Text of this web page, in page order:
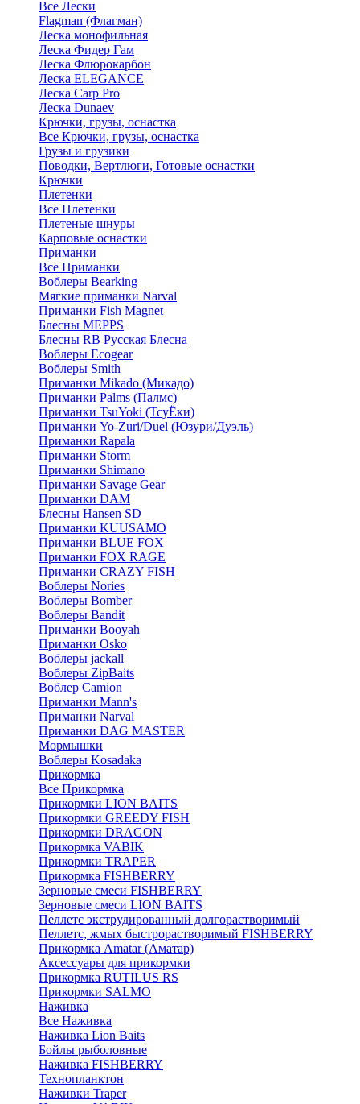
Все Лески
Flagman (Флагман)
Леска монофильная
Леска Фидер Гам
Леска Флюрокарбон
Леска ELEGANCE
Леска Carp Pro
Леска Dunaev
Крючки, грузы, оснастка
Все Крючки, грузы, оснастка
Грузы и грузики
Поводки, Вертлюги, Готовые оснастки
Крючки
Плетенки
Все Плетенки
Плетеные шнуры
Карповые оснастки
Приманки
Все Приманки
Воблеры Bearking
Мягкие приманки Narval
Приманки Fish Magnet
Блесны MEPPS
Блесны RB Русская Блесна
Воблеры Ecogear
Воблеры Smith
Приманки Mikado (Микадо)
Приманки Palms (Палмс)
Приманки TsuYoki (ТсуЁки)
Приманки Yo-Zuri/Duel (Юзури/Дуэль)
Приманки Rapala
Приманки Storm
Приманки Shimano
Приманки Savage Gear
Приманки DAM
Блесны Hansen SD
Приманки KUUSAMO
Приманки BLUE FOX
Приманки FOX RAGE
Приманки CRAZY FISH
Воблеры Nories
Воблеры Bomber
Воблеры Bandit
Приманки Booyah
Приманки Osko
Воблеры jackall
Воблеры ZipBaits
Воблер Camion
Приманки Mann's
Приманки Narval
Приманки DAG MASTER
Мормышки
Воблеры Kosadaka
Прикормка
Все Прикормка
Прикормки LION BAITS
Прикормки GREEDY FISH
Прикормки DRAGON
Прикормка VABIK
Прикормки TRAPER
Прикормка FISHBERRY
Зерновые смеси FISHBERRY
Зерновые смеси LION BAITS
Пеллетс экструдированный долгорастворимый
Пеллетс, жмых быстрорастворимый FISHBERRY
Прикормка Amatar (Аматар)
Аксессуары для прикормки
Прикормка RUTILUS RS
Прикормки SALMO
Наживка
Все Наживка
Наживка Lion Baits
Бойлы рыболовные
Наживка FISHBERRY
Технопланктон
Наживки Traper